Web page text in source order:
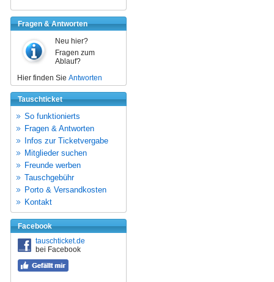
Fragen & Antworten
Neu hier?
Fragen zum
Ablauf?
Hier finden Sie Antworten
Tauschticket
So funktionierts
Fragen & Antworten
Infos zur Ticketvergabe
Mitglieder suchen
Freunde werben
Tauschgebühr
Porto & Versandkosten
Kontakt
Facebook
tauschticket.de
bei Facebook